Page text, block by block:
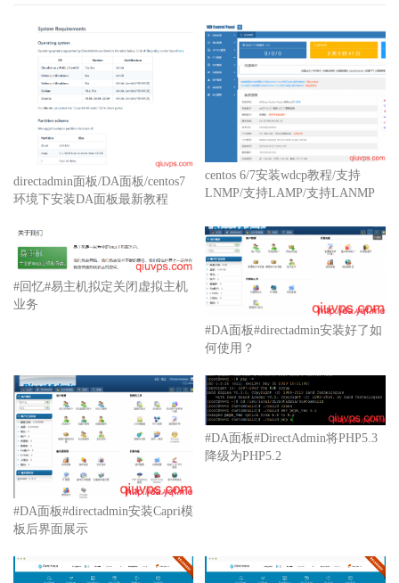
directadmin面板/DA面板/centos7
环境下安装DA面板最新教程
centos 6/7安装wdcp教程/支持
LNMP/支持LAMP/支持LANMP
#回忆#易主机拟定关闭虚拟主机
业务
#DA面板#directadmin安装好了如
何使用？
#DA面板#directadmin安装Capri模
板后界面展示
#DA面板#DirectAdmin将PHP5.3
降级为PHP5.2